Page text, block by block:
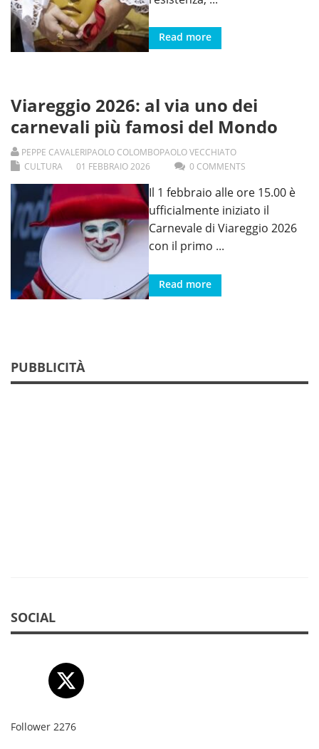
Read more
Viareggio 2026: al via uno dei
carnevali più famosi del Mondo
PEPPE CAVALERIPAOLO COLOMBOPAOLO VECCHIATO
CULTURA
01 FEBBRAIO2026 0 COMMENTS
Il 1 febbraio alle ore 15.00 è
ufficialmente iniziato il
Carnevale di Viareggio 2026
con il primo ...
Read more
PUBBLICITÀ
SOCIAL
Follower 2276